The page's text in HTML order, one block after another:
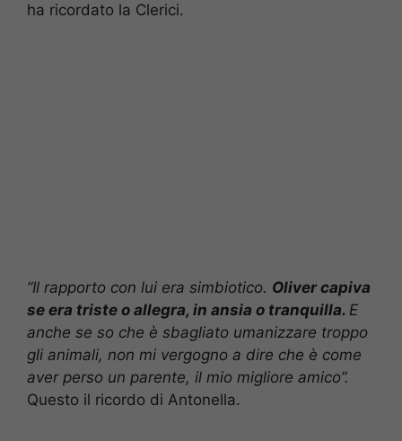
ha ricordato la Clerici.
“Il rapporto con lui era simbiotico. Oliver capiva
se era triste o allegra, in ansia o tranquilla. E
anche se so che è sbagliato umanizzare troppo
gli animali, non mi vergogno a dire che è come
aver perso un parente, il mio migliore amico”.
Questo il ricordo di Antonella.